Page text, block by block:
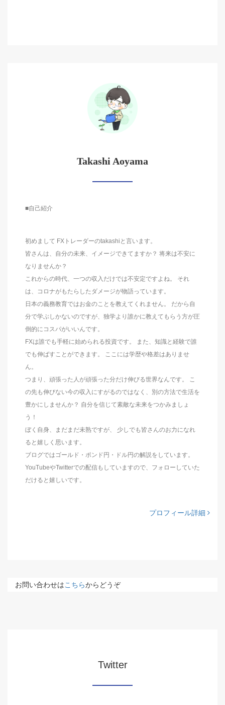
Takashi Aoyama
■自己紹介
初めまして FXトレーダーのtakashiと言います。
皆さんは、自分の未来、イメージできてますか？ 将来は不安に
なりませんか？
これからの時代、一つの収入だけでは不安定ですよね。 それ
は、コロナがもたらしたダメージが物語っています。
日本の義務教育ではお金のことを教えてくれません。 だから自
分で学ぶしかないのですが、独学より誰かに教えてもらう方が圧
倒的にコスパがいいんです。
FXは誰でも手軽に始められる投資です。 また、知識と経験で誰
でも伸ばすことができます。 ここには学歴や格差はありませ
ん。
つまり、頑張った人が頑張った分だけ伸びる世界なんです。 こ
の先も伸びない今の収入にすがるのではなく、別の方法で生活を
豊かにしませんか？ 自分を信じて素敵な未来をつかみましょ
う！
ぼく自身、まだまだ未熟ですが、 少しでも皆さんのお力になれ
ると嬉しく思います。
ブログではゴールド・ポンド円・ドル円の解説をしています。
YouTubeやTwitterでの配信もしていますので、フォローしていた
だけると嬉しいです。
プロフィール詳細
お問い合わせはこちらからどうぞ
Twitter